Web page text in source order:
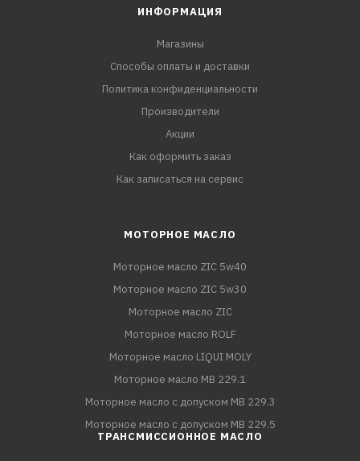
ИНФОРМАЦИЯ
Магазины
Способы оплаты и доставки
Политика конфиденциальности
Производители
Акции
Как оформить заказ
Как записаться на сервис
МОТОРНОЕ МАСЛО
Моторное масло ZIC 5w40
Моторное масло ZIC 5w30
Моторное масло ZIC
Моторное масло ROLF
Моторное масло LIQUI MOLY
Моторное масло MB 229.1
Моторное масло с допуском MB 229.3
Моторное масло с допуском MB 229.5
ТРАНСМИССИОННОЕ МАСЛО